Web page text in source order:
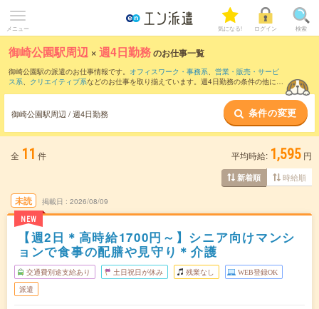
メニュー 気になる! ログイン 検索
御崎公園駅周辺 ×週4日勤務のお仕事一覧
御崎公園駅の派遣のお仕事情報です。 オフィスワーク・事務系、 営業・販売・サービ
ス系、 クリエイティブ系などのお仕事を取り揃えています。週4日勤務の条件の他に、
御崎公園駅周辺 / 週4日勤務 条件の変更
全 11 件 平均時給: 1,595 円
新着順 時給順
未読
NEW
掲載日 2026/08/09
【週2日＊高時給1700円～】シニア向けマンシ
ョンで食事の配膳や見守り＊介護
交通費別途支給あり 土日祝日が休み 残業なし WEB登録OK
派遣